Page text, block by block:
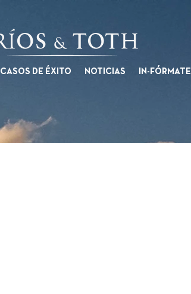
CASOS DE ÉXITO NOTICIAS IN-FÓRMATE